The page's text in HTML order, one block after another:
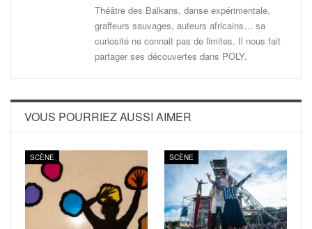
Théâtre des Balkans, danse expérimentale,
graffeurs sauvages, auteurs africains… sa
curiosité ne connait pas de limites. Il nous fait
partager ses découvertes dans POLY.
VOUS POURRIEZ AUSSI AIMER
SCÈNE SCÈNE